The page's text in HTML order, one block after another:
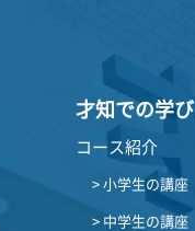
才知での学び
コース紹介
> 小学生の講座
> 中学生の講座